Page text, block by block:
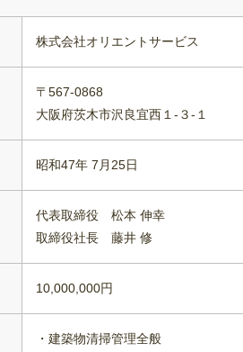
株式会社オリエントサービス
〒567-0868
大阪府茨木市沢良宜西１-３-１
昭和47年 7月25日
代表取締役 松本 伸幸
取締役社長 藤井 修
10,000,000円
・建築物清掃管理全般